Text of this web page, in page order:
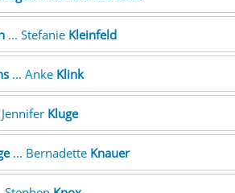
... Stefanie Kleinfeld
... Anke Klink
Kluge
... Bernadette Knauer